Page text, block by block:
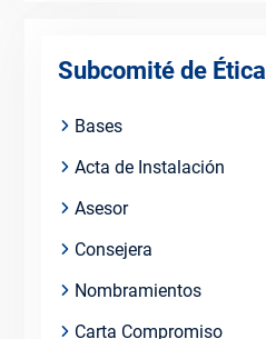
Subcomité de Ética
Bases
Acta de Instalación
Asesor
Consejera
Nombramientos
Carta Compromiso